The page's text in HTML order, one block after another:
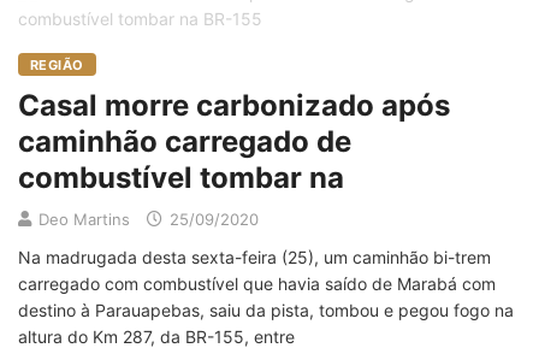
REGIÃO
Casal morre carbonizado após
caminhão carregado de
combustível tombar na
Deo Martins 25/09/2020
Na madrugada desta sexta-feira (25), um caminhão bi-trem
carregado com combustível que havia saído de Marabá com
destino à Parauapebas, saiu da pista, tombou e pegou fogo na
altura do Km 287, da BR-155, entre